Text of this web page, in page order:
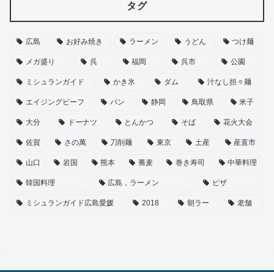
タグ
広島 お好み焼き ラーメン うどん つけ麺
メガ盛り 呉 福岡 呉市 公園
ミシュランガイド かき氷 ダム 汁なし担々麺
エイジングビーフ パン 静岡 鳥取県 米子
大分 ドーナツ とんかつ そば 花火大会
佐賀 さの萬 刀削麺 東京 土産 産直市
山口 岩国 熊本 蕎麦 巻き寿司 中華料理
韓国料理 広島，ラーメン ピザ
ミシュランガイド広島愛媛 2018 朝ラー 老舗